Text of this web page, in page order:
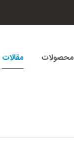
محصولات مقالات